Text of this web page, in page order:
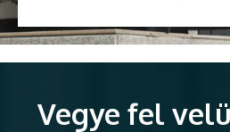
Vegye fel